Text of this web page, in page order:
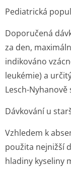
Pediatrická
Doporučená
za den,
indikováno
leukémie) a
Lesch-
Dávkování u
Vzhledem k
použita nejnižší
hladiny kyseliny